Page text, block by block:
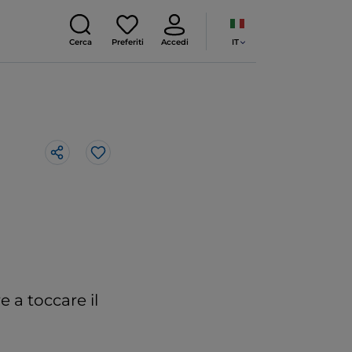
Cerca Preferiti Accedi IT
a toccare il
Like